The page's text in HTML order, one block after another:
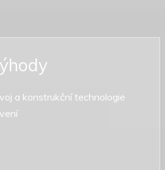
a konstrukční technologie